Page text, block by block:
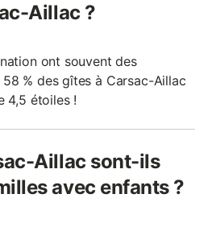
Aillac ?
ont souvent des
% des gîtes à Carsac-Aillac
4,5 étoiles !
Aillac sont-ils
avec enfants ?